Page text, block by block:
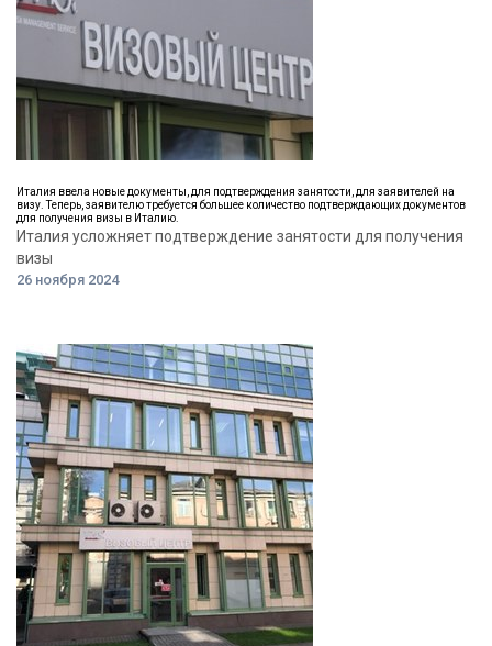
Италия ввела новые документы, для подтверждения занятости, для заявителей на
визу. Теперь, заявителю требуется большее количество подтверждающих документов
для получения визы в Италию.
Италия усложняет подтверждение занятости для получения
визы
26 ноября 2024